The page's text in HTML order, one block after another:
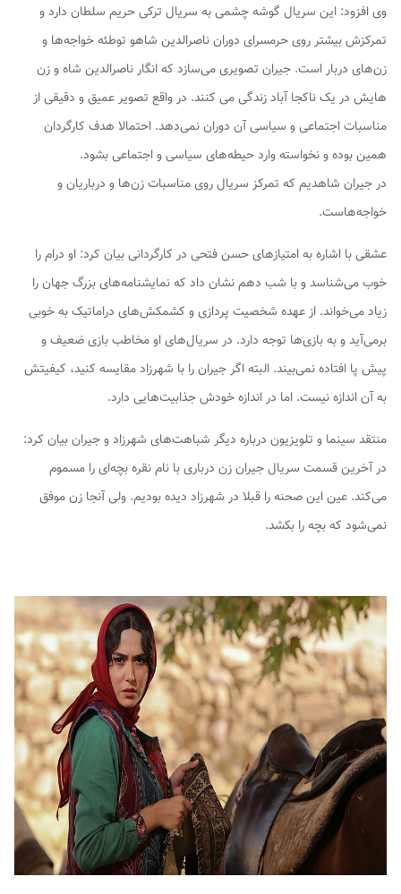
وی افزود: این سریال گوشه چشمی به سریال ترکیحریم سلطان دارد و
تمرکزش بیشتر روی حرمسرای دوران ناصرالدین شاهو توطئه خواجه‌ها و
زن‌های دربار است. جیران تصویری می‌سازد که انگار ناصرالدین شاه و زن
هایش در یک ناکجا آباد زندگی می کنند. در واقع تصویر عمیق و دقیقی از
مناسبات اجتماعی و سیاسی آن دوران نمی‌دهد. احتمالا هدف کارگردان
همین بوده و نخواسته وارد حیطه‌های سیاسی و اجتماعی بشود.
درجیران شاهدیم که تمرکز سریال روی مناسبات زن‌ها و درباریان و
خواجه‌هاست.
عشقی با اشاره به امتیازهای حسن فتحی در کارگردانی بیان کرد: او درام را
خوب می‌شناسد و با شب دهمنشان داد که نمایشنامه‌های بزرگ جهان را
زیاد می‌خواند. از عهده شخصیت پردازی و کشمکش‌های دراماتیک به خوبی
برمی‌آید و به بازی‌ها توجه دارد. در سریال‌های او مخاطب بازی ضعیف و
پیش پا افتاده نمی‌بیند. البته اگرجیرانرا با شهرزادمقایسه کنید، کیفیتش
به آن اندازه نیست. اما در اندازه خودش جذابیت‌هایی دارد.
منتقد سینما و تلویزیون درباره دیگر شباهت‌های شهرزاد و جیرانبیان کرد:
در آخرین قسمت سریالجیرانزن درباری با نامنقرهبچه‌ای را مسموم
می‌کند. عین این صحنه را قبلا در شهرزاد دیده بودیم. ولی آنجا زن موفق
نمی‌شود که بچه را بکشد.